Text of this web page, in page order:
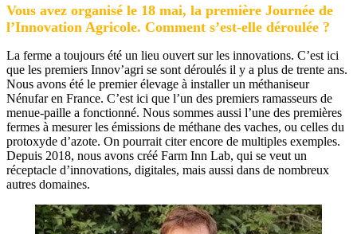
Vous avez organisé le 18 mai, la première Journée de
l’Innovation Agricole. Comment s’est-elle déroulée ?
La ferme a toujours été un lieu ouvert sur les innovations. C’est ici
que les premiers Innov’agri se sont déroulés il y a plus de trente ans.
Nous avons été le premier élevage à installer un méthaniseur
Nénufar en France. C’est ici que l’un des premiers ramasseurs de
menue-paille a fonctionné. Nous sommes aussi l’une des premières
fermes à mesurer les émissions de méthane des vaches, ou celles du
protoxyde d’azote. On pourrait citer encore de multiples exemples.
Depuis 2018, nous avons créé Farm Inn Lab, qui se veut un
réceptacle d’innovations, digitales, mais aussi dans de nombreux
autres domaines.